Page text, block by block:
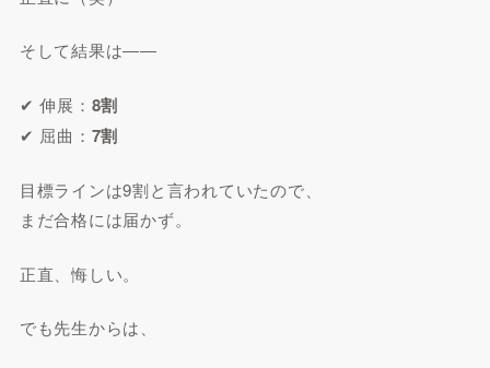
そして結果は――
✔ 伸展： 8割
✔ 屈曲： 7割
目標ラインは9割と言われていたので、
まだ合格には届かず。
正直、悔しい。
でも先生からは、